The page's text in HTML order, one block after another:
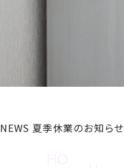
NEWS 夏季休業のお知らせ